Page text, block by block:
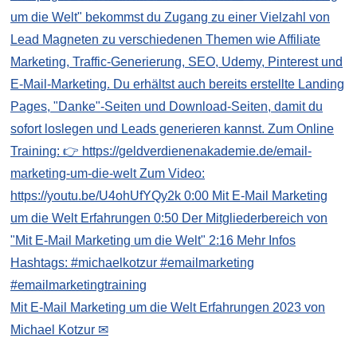
Mit E-Mail Marketing um die Welt Erfahrungen 2023 von
Michael Kotzur ✉